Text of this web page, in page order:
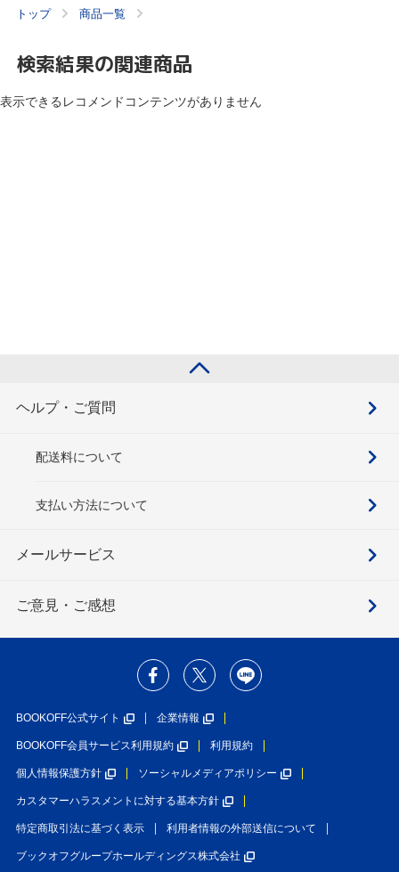
トップ 商品一覧
検索結果の関連商品
表示できるレコメンドコンテンツがありません
ヘルプ・ご質問
配送料について
支払い方法について
メールサービス
ご意見・ご感想
BOOKOFF公式サイト 企業情報
BOOKOFF会員サービス利用規約 利用規約
個人情報保護方針 ソーシャルメディアポリシー
カスタマーハラスメントに対する基本方針
特定商取引法に基づく表示 利用者情報の外部送信について
ブックオフグループホールディングス株式会社